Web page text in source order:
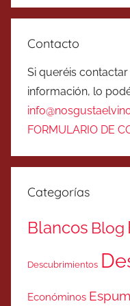
Contacto
Si queréis
información, lo
FORMULARIO DE
Categorías
Blancos Blog
Descubrimientos
Económinos